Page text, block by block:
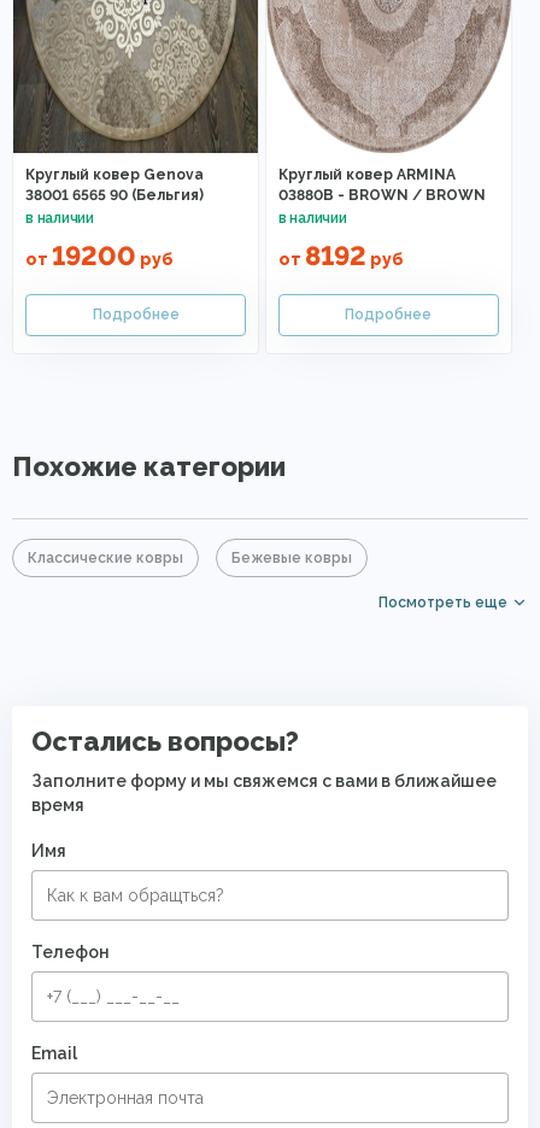
Круглый ковер Genova
38001 6565 90 (Бельгия)
от 19200 руб
Круглый ковер ARMINA
03880B - BROWN / BROWN
от 8192 руб
Похожие категории
Классические ковры Бежевые ковры
Посмотреть еще
Остались вопросы?
Заполните форму и мы свяжемся с вами в ближайшее
время
Имя
Телефон
Email